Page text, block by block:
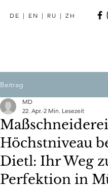
DE | EN | RU |ZH
Beitrag
Höchstniveau
Dietl: Ihr Weg
Perfektion in
MD
22. Apr. 2 Min. Lesezeit